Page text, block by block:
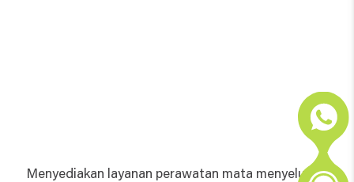
Menyediakan layanan perawatan mata menyeluruh